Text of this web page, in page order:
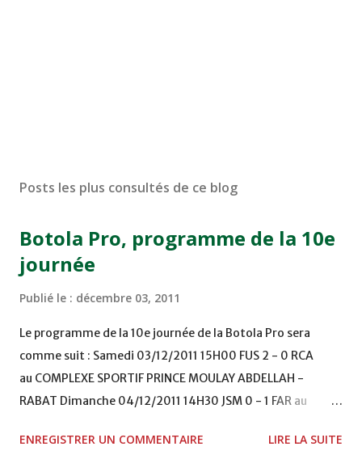
Posts les plus consultés de ce blog
Botola Pro, programme de la 10e
journée
Publié le : décembre 03, 2011
Le programme de la 10e journée de la Botola Pro sera
comme suit : Samedi 03/12/2011 15H00 FUS 2 - 0 RCA
au COMPLEXE SPORTIF PRINCE MOULAY ABDELLAH -
RABAT Dimanche 04/12/2011 14H30 JSM 0 - 1 FAR au
TERRAIN EL ABDI - EL JADIDA 16h30 OCK 0 - 1 HUSA
ENREGISTRER UN COMMENTAIRE LIRE LA SUITE